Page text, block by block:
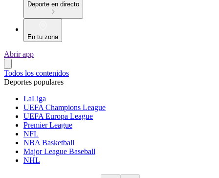
Deporte en directo
En tu zona
Abrir app
Todos los contenidos
Deportes populares
LaLiga
UEFA Champions League
UEFA Europa League
Premier League
NFL
NBA Basketball
Major League Baseball
NHL